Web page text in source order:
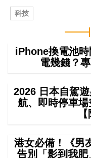
科技
iPhone換電池
電幾錢？
2026 日本自駕
航、即時停車
港女必備！《男
告別「影到我肥